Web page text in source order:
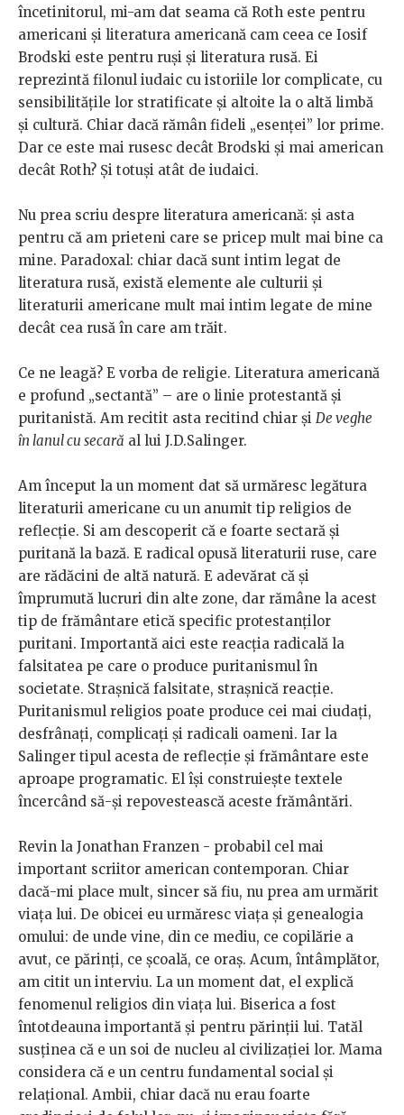
încetinitorul, mi-am dat seama că Roth este pentru
americani și literatura americană cam ceea ce Iosif
Brodski este pentru ruși și literatura rusă. Ei
reprezintă filonul iudaic cu istoriile lor complicate, cu
sensibilitățile lor stratificate și altoite la o altă limbă
și cultură. Chiar dacă rămân fideli „esenței” lor prime.
Dar ce este mai rusesc decât Brodski și mai american
decât Roth? Și totuși atât de iudaici.
Nu prea scriu despre literatura americană: și asta
pentru că am prieteni care se pricep mult mai bine ca
mine. Paradoxal: chiar dacă sunt intim legat de
literatura rusă, există elemente ale culturii și
literaturii americane mult mai intim legate de mine
decât cea rusă în care am trăit.
Ce ne leagă? E vorba de religie. Literatura americană
e profund „sectantă” – are o linie protestantă și
puritanistă. Am recitit asta recitind chiar și De veghe
în lanul cu secară al lui J.D.Salinger.
Am început la un moment dat să urmăresc legătura
literaturii americane cu un anumit tip religios de
reflecție. Si am descoperit că e foarte sectară și
puritană la bază. E radical opusă literaturii ruse, care
are rădăcini de altă natură. E adevărat că și
împrumută lucruri din alte zone, dar rămâne la acest
tip de frământare etică specific protestanților
puritani. Importantă aici este reacția radicală la
falsitatea pe care o produce puritanismul în
societate. Strașnică falsitate, strașnică reacție.
Puritanismul religios poate produce cei mai ciudați,
desfrânați, complicați și radicali oameni. Iar la
Salinger tipul acesta de reflecție și frământare este
aproape programatic. El își construiește textele
încercând să-și repovestească aceste frământări.
Revin la Jonathan Franzen - probabil cel mai
important scriitor american contemporan. Chiar
dacă-mi place mult, sincer să fiu, nu prea am urmărit
viața lui. De obicei eu urmăresc viața și genealogia
omului: de unde vine, din ce mediu, ce copilărie a
avut, ce părinți, ce școală, ce oraș. Acum, întâmplător,
am citit un interviu. La un moment dat, el explică
fenomenul religios din viața lui. Biserica a fost
întotdeauna importantă și pentru părinții lui. Tatăl
susținea că e un soi de nucleu al civilizației lor. Mama
considera că e un centru fundamental social și
relațional. Ambii, chiar dacă nu erau foarte